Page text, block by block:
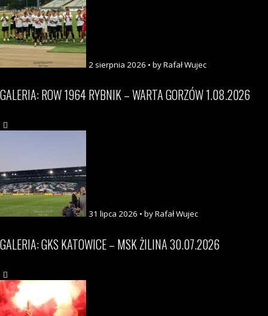
2 sierpnia 2026 • by Rafał Wujec
GALERIA: ROW 1964 RYBNIK – WARTA GORZÓW 1.08.2026
31 lipca 2026 • by Rafał Wujec
GALERIA: GKS KATOWICE – MSK ŻILINA 30.07.2026